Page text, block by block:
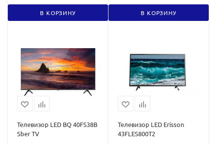
В КОРЗИНУ В КОРЗИНУ
Телевизор LED BQ 40FS38B
Sber TV
Телевизор LED Erisson
43FLES800T2